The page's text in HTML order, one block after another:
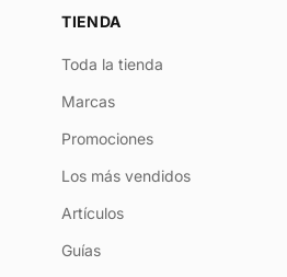
TIENDA
Toda la tienda
Marcas
Promociones
Los más vendidos
Artículos
Guías